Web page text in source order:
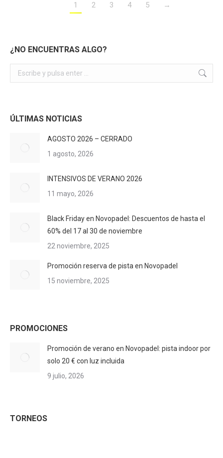
1 2 3 4 5 →
¿NO ENCUENTRAS ALGO?
Buscar:
ÚLTIMAS NOTICIAS
AGOSTO 2026 – CERRADO
1 agosto, 2026
INTENSIVOS DE VERANO 2026
11 mayo, 2026
Black Friday en Novopadel: Descuentos de hasta el
60% del 17 al 30 de noviembre
22 noviembre, 2025
Promoción reserva de pista en Novopadel
15 noviembre, 2025
PROMOCIONES
Promoción de verano en Novopadel: pista indoor por
solo 20 € con luz incluida
9 julio, 2026
TORNEOS